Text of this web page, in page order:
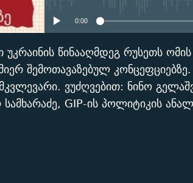
0:00
უკრაინის წინააღმდეგ რუსეთს
შემოთავაზებულ
ვუძღვებით: ნინო
GIP-ის პოლიტიკის